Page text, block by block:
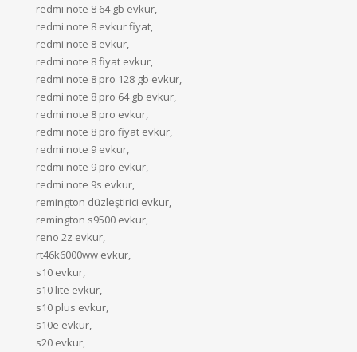
redmi note 8 64 gb evkur,
redmi note 8 evkur fiyat,
redmi note 8 evkur,
redmi note 8 fiyat evkur,
redmi note 8 pro 128 gb evkur,
redmi note 8 pro 64 gb evkur,
redmi note 8 pro evkur,
redmi note 8 pro fiyat evkur,
redmi note 9 evkur,
redmi note 9 pro evkur,
redmi note 9s evkur,
remington düzleştirici evkur,
remington s9500 evkur,
reno 2z evkur,
rt46k6000ww evkur,
s10 evkur,
s10 lite evkur,
s10 plus evkur,
s10e evkur,
s20 evkur,